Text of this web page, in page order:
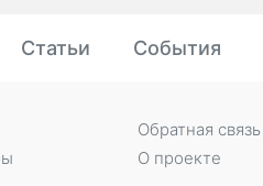
Статьи События
Обратная связь
О проекте